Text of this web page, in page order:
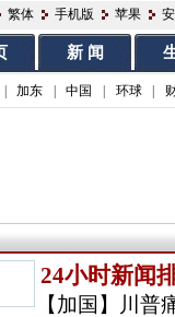
繁体 手机版 苹果
新 闻
加东 中国 环球
24小时新闻
【加国】
川普